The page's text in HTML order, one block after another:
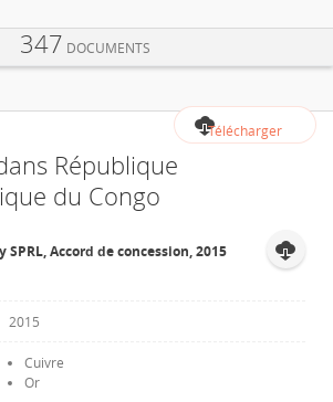
Télécharger
347 DOCUMENTS
République
du Congo
SPRL, Accord de concession, 2015
2015
Cuivre
Or